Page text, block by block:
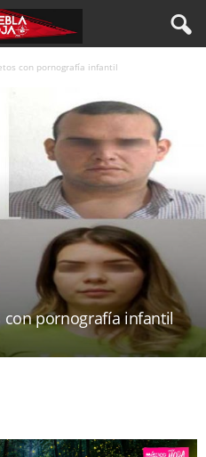
con pornografía infantil
con pornografía infantil